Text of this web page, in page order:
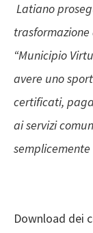
Latiano
“Municipio
avere uno
certificati,
ai servizi
Download dei